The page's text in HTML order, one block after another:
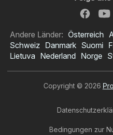
Andere Länder: Österreich
Schweiz Danmark Suomi
Lietuva Nederland Norge
Copyright © 2026
Bedingungen zur